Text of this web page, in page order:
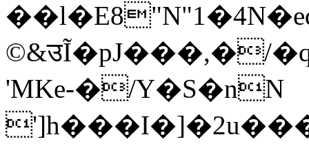
©&उĨ�pJ���,�/
'MKe-�/Y�S�nN